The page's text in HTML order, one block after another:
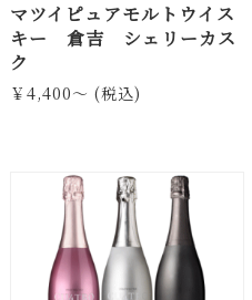
マツイピュアモルトウイス
キー 倉吉 シェリーカス
ク
￥4,400～ (税込)